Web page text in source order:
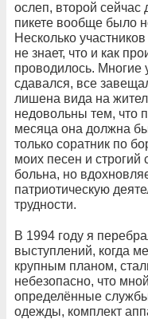
ослеп, второй сейчас
пикете вообще было
Несколько
не знает, что и как
проводилось. Многие
сдавался, все
лишена вида на
недовольны тем, что
месяца она должна
только соратник по
моих песен и строгий
больна, но
патриотическую
трудности.
В 1994 году я
выступлений, когда
крупным планом,
небезопасно, что
определённые
одежды, комплект